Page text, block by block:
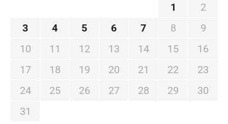
1
2
3
4 5 6 7 8
9
10
11 12 13 14 15
16
17
18 19 20 21 22
23
24
25 26 27 28 29
30
31